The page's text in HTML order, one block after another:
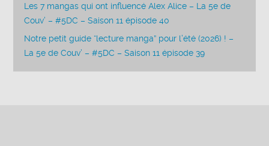
Les 7 mangas qui ont influencé Alex Alice – La 5e de
Couv’ – #5DC – Saison 11 épisode 40
Notre petit guide “lecture manga” pour l’été (2026) ! –
La 5e de Couv’ – #5DC – Saison 11 épisode 39